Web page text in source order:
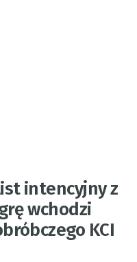
intencyjny z
wchodzi
KCI